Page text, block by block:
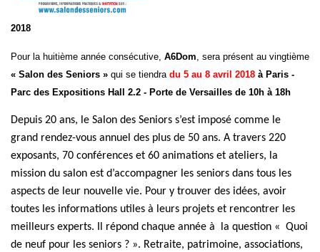
2018
Pour la huitième année consécutive, A6Dom, sera présent au vingtième
« Salon des Seniors » qui se tiendra du 5 au 8 avril 2018 à Paris -
Parc des Expositions Hall 2.2 - Porte de Versailles de 10h à 18h
Depuis 20 ans, le Salon des Seniors s’est imposé comme le
grand rendez-vous annuel des plus de 50 ans. A travers 220
exposants, 70 conférences et 60 animations et ateliers, la
mission du salon est d’accompagner les seniors dans tous les
aspects de leur nouvelle vie. Pour y trouver des idées, avoir
toutes les informations utiles à leurs projets et rencontrer les
meilleurs experts. Il répond chaque année à la question « Quoi
de neuf pour les seniors ? ». Retraite, patrimoine, associations,